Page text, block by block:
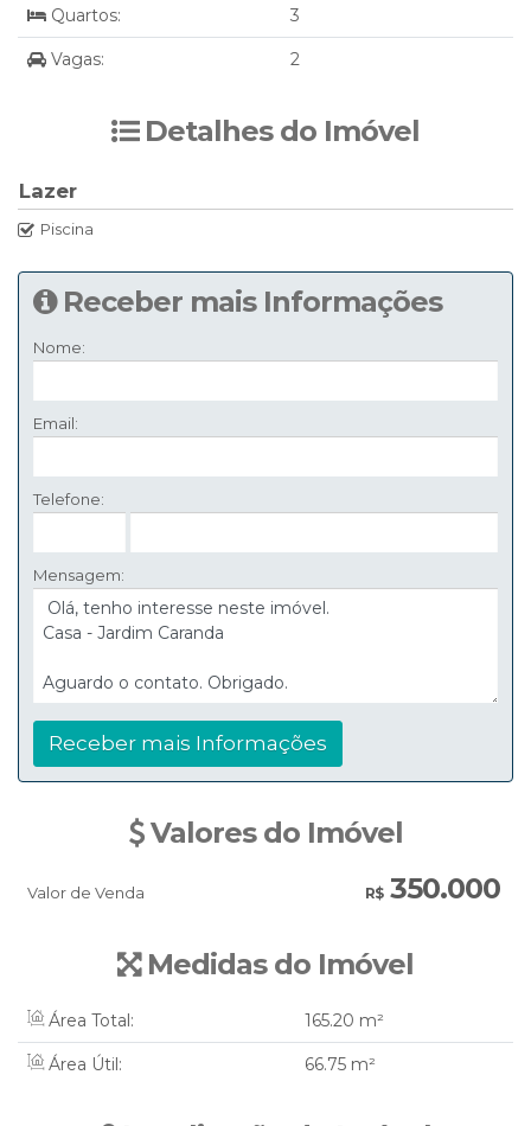
Quartos: 3
Vagas: 2
Detalhes do Imóvel
Lazer
Piscina
Receber mais Informações
Nome:
Email:
Telefone:
Mensagem:
Valores do Imóvel
R$350.000
Valor de Venda
Medidas do Imóvel
Área Total: 165.20 m²
Área Útil: 66.75 m²